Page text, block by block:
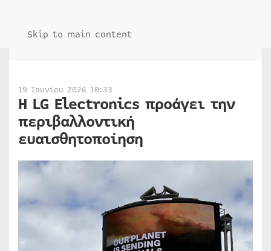
Skip to main content
19 Ιουνίου 2026 10:33
Η LG Electronics προάγει την
περιβαλλοντική
ευαισθητοποίηση